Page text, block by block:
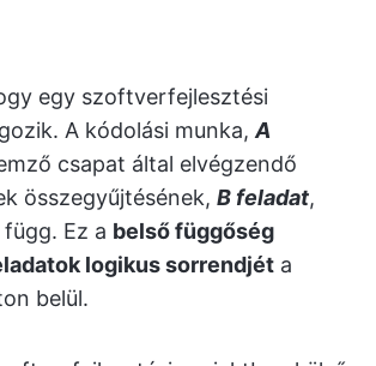
egy szoftverfejlesztési
A kódolási munka, A
csapat által elvégzendő
összegyűjtésének, B feladat,
Ez a belső függőség
logikus sorrendjét a
belül.